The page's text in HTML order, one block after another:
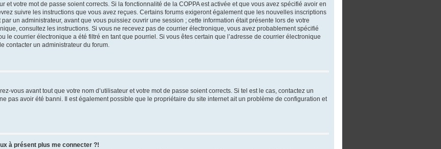
et votre mot de passe soient corrects. Si la fonctionnalité de la COPPA est activée et que vous avez spécifié avoir en
suivre les instructions que vous avez reçues. Certains forums exigeront également que les nouvelles inscriptions
un administrateur, avant que vous puissiez ouvrir une session ; cette information était présente lors de votre
consultez les instructions. Si vous ne recevez pas de courrier électronique, vous avez probablement spécifié
le courrier électronique a été filtré en tant que pourriel. Si vous êtes certain que l’adresse de courrier électronique
contacter un administrateur du forum.
vous avant tout que votre nom d’utilisateur et votre mot de passe soient corrects. Si tel est le cas, contactez un
pas avoir été banni. Il est également possible que le propriétaire du site internet ait un problème de configuration et
à présent plus me connecter ?!